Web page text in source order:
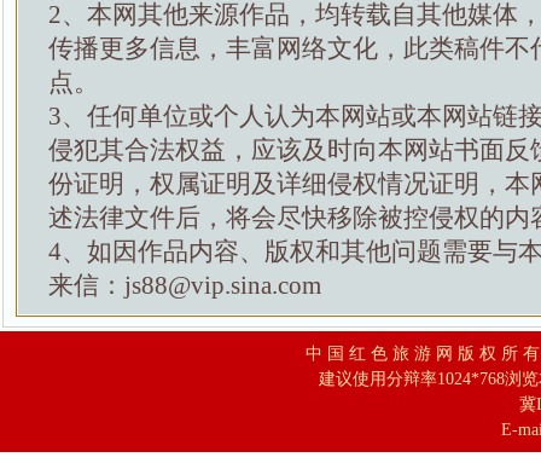
2、本网其他来源作品，均转载自其他媒体
传播更多信息，丰富网络文化，此类稿件不
点。
3、任何单位或个人认为本网站或本网站链
侵犯其合法权益，应该及时向本网站书面反
份证明，权属证明及详细侵权情况证明，本
述法律文件后，将会尽快移除被控侵权的内
4、如因作品内容、版权和其他问题需要与
来信：js88@vip.sina.com
中 国 红 色 旅 游 网 版 权 所
建议使用分辩率1024*768浏
冀
E-